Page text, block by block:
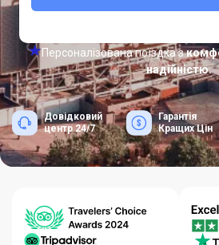
Персоналізована поїздка з
надійністю.
Довідковий
центр 24/7
Гарантія
Кращих Цін